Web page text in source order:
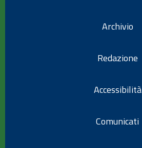
Archivio
Redazione
Accessibilità
Comunicati